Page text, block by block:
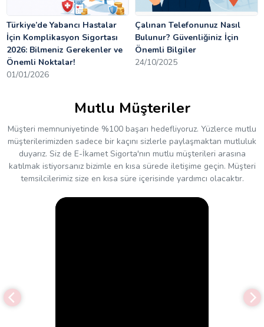
Türkiye’de Yabancı Hastalar
İçin Komplikasyon Sigortası
2026: Bilmeniz Gerekenler ve
Önemli Noktalar!
01/01/2026
Çalınan Telefonunuz Nasıl
Bulunur? Güvenliğiniz İçin
Önemli Bilgiler
24/10/2025
Mutlu Müşteriler
Müşteri memnuniyetinde %100 başarı hedefliyoruz. Yüzlerce mutlu
müşterilerimizden sadece bir kaçını sizlerle paylaşmaktan mutluluk
duyarız. Siz de E-İkamet Sigorta'nın mutlu müşterileri arasına
katılmak istiyorsanız bizimle en kısa sürede iletişime geçin. Müşteri
temsilcilerimiz size en kısa süre içerisinde yardımcı olacaktır.